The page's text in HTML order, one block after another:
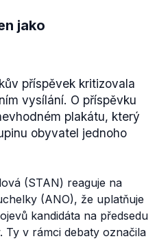
jako
příspěvek kritizovala
vysílání. O příspěvku
plakátu, který
obyvatel jednoho
(STAN) reaguje na
(ANO), že uplatňuje
kandidáta na předsedu
Ty v rámci debaty označila